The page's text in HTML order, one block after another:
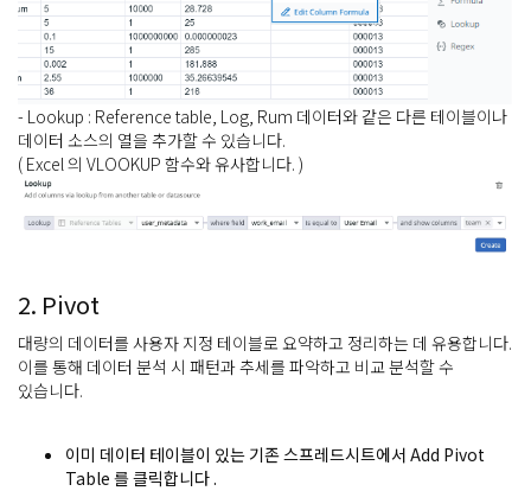
- Lookup : Reference table, Log, Rum 데이터와 같은 다른 테이블이나
데이터 소스의 열을 추가할 수 있습니다.
( Excel 의 VLOOKUP 함수와 유사합니다. )
2. Pivot
대량의 데이터를 사용자 지정 테이블로 요약하고 정리하는 데 유용합니다.
이를 통해 데이터 분석 시 패턴과 추세를 파악하고 비교 분석할 수
있습니다.
이미 데이터 테이블이 있는 기존 스프레드시트에서 Add Pivot
Table 를 클릭합니다 .